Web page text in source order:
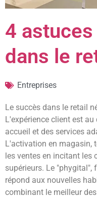
4
dans le
Entreprises
Le succès dans le retail
L'expérience client est
accueil et des services
L'activation en magasin,
les ventes en incitant les
supérieurs. Le
répond aux nouvelles
combinant le meilleur